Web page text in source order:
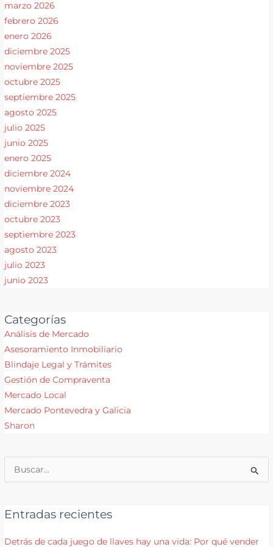
marzo 2026
febrero 2026
enero 2026
diciembre 2025
noviembre 2025
octubre 2025
septiembre 2025
agosto 2025
julio 2025
junio 2025
enero 2025
diciembre 2024
noviembre 2024
diciembre 2023
octubre 2023
septiembre 2023
agosto 2023
julio 2023
junio 2023
Categorías
Análisis de Mercado
Asesoramiento Inmobiliario
Blindaje Legal y Trámites
Gestión de Compraventa
Mercado Local
Mercado Pontevedra y Galicia
Sharon
Entradas recientes
Detrás de cada juego de llaves hay una vida: Por qué vender